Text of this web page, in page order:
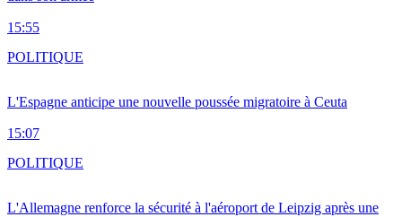
15:55
L'Espagne anticipe une nouvelle poussée migratoire à Ceuta
15:07
POLITIQUE
L'Allemagne renforce la sécurité à l'aéroport de Leipzig après une
POLITIQUE